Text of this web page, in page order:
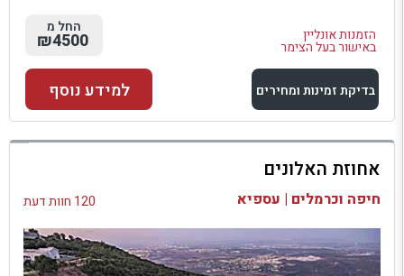
הזמנות אונליין
באישור בעל הצימר
החל מ
₪4500
בדיקת זמינות ומחירים
למתחם זה
בדיקת זמינות ומחירים
למידע נוסף
אחוזת האלונים
חיפה וכרמלים | עספיא 120 חוות דעת